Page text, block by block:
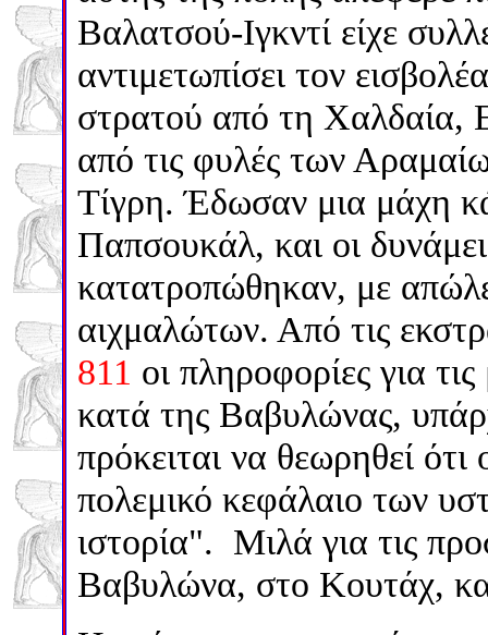
Βαλατσού-Ιγκντί είχε
αντιμετωπίσει τον
στρατού από τη Χαλδαία,
από τις φυλές των
Τίγρη. Έδωσαν μια μάχη
Παπσουκάλ, και οι
κατατροπώθηκαν, με
αιχμαλώτων. Από τις
811 οι πληροφορίες για
κατά της Βαβυλώνας,
πρόκειται να θεωρηθεί
πολεμικό κεφάλαιο των
ιστορία". Μιλά για τις
Βαβυλώνα, στο Κουτάχ,